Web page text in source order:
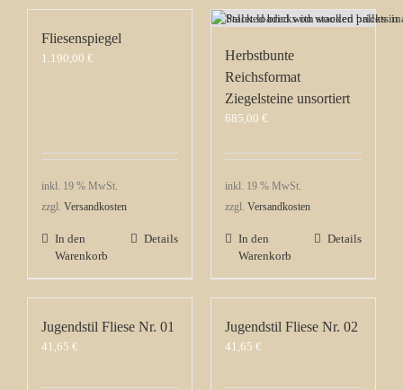
Fliesenspiegel
1.190,00 €
inkl. 19 % MwSt.
zzgl. Versandkosten
In den
Warenkorb
Details
Herbstbunte
Reichsformat
Ziegelsteine unsortiert
685,00 €
inkl. 19 % MwSt.
zzgl. Versandkosten
In den
Warenkorb
Details
Jugendstil Fliese Nr. 01
41,65 €
Jugendstil Fliese Nr. 02
41,65 €